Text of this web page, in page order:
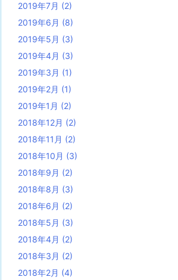
2019年7月 (2)
2019年6月 (8)
2019年5月 (3)
2019年4月 (3)
2019年3月 (1)
2019年2月 (1)
2019年1月 (2)
2018年12月 (2)
2018年11月 (2)
2018年10月 (3)
2018年9月 (2)
2018年8月 (3)
2018年6月 (2)
2018年5月 (3)
2018年4月 (2)
2018年3月 (2)
2018年2月 (4)